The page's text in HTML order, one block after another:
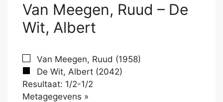
Van Meegen, Ruud – De
Wit, Albert
Van Meegen, Ruud (1958)
De Wit, Albert (2042)
Resultaat: 1/2-1/2
Metagegevens »